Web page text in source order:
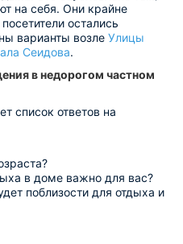
на себя. Они крайне
остались
варианты возле Улицы
Сеидова.
в недорогом частном
список ответов на
в доме важно для вас?
поблизости для отдыха и